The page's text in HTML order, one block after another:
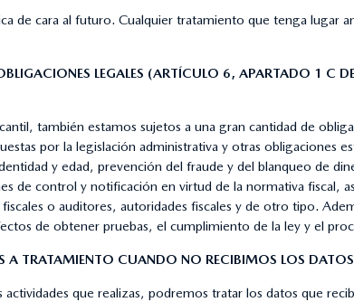
de cara al futuro. Cualquier tratamiento que tenga lugar
LEGALES (ARTÍCULO 6, APARTADO 1 C
también estamos sujetos a una gran cantidad de
por la legislación administrativa y otras obligaciones
y edad, prevención del fraude y del blanqueo de
de control y notificación en virtud de la normativa fiscal,
o auditores, autoridades fiscales y de otro tipo.
de obtener pruebas, el cumplimiento de la ley y el
TRATAMIENTO CUANDO NO RECIBIMOS LOS DATOS
actividades que realizas, podremos tratar los datos que